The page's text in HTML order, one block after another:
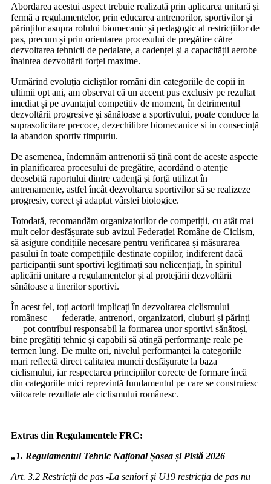
Abordarea acestui aspect trebuie realizată prin aplicarea unitară și
fermă a regulamentelor, prin educarea antrenorilor, sportivilor și
părinților asupra rolului biomecanic și pedagogic al restricțiilor de
pas, precum și prin orientarea procesului de pregătire către
dezvoltarea tehnicii de pedalare, a cadenței și a capacității aerobe
înaintea dezvoltării forței maxime.
Urmărind evoluția cicliștilor români din categoriile de copii in
ultimii opt ani, am observat că un accent pus exclusiv pe rezultat
imediat și pe avantajul competitiv de moment, în detrimentul
dezvoltării progresive și sănătoase a sportivului, poate conduce la
suprasolicitare precoce, dezechilibre biomecanice si in consecință
la abandon sportiv timpuriu.
De asemenea, îndemnăm antrenorii să țină cont de aceste aspecte
în planificarea procesului de pregătire, acordând o atenție
deosebită raportului dintre cadență și forță utilizat în
antrenamente, astfel încât dezvoltarea sportivilor să se realizeze
progresiv, corect și adaptat vârstei biologice.
Totodată, recomandăm organizatorilor de competiții, cu atât mai
mult celor desfășurate sub avizul Federației Române de Ciclism,
să asigure condițiile necesare pentru verificarea și măsurarea
pasului în toate competițiile destinate copiilor, indiferent dacă
participanții sunt sportivi legitimați sau nelicențiați, în spiritul
aplicării unitare a regulamentelor și al protejării dezvoltării
sănătoase a tinerilor sportivi.
În acest fel, toți actorii implicați în dezvoltarea ciclismului
românesc — federație, antrenori, organizatori, cluburi și părinți
— pot contribui responsabil la formarea unor sportivi sănătoși,
bine pregătiți tehnic și capabili să atingă performanțe reale pe
termen lung. De multe ori, nivelul performanței la categoriile
mari reflectă direct calitatea muncii desfășurate la baza
ciclismului, iar respectarea principiilor corecte de formare încă
din categoriile mici reprezintă fundamentul pe care se construiesc
viitoarele rezultate ale ciclismului românesc.
Extras din Regulamentele FRC:
„1. Regulamentul Tehnic Național Șosea și Pistă 2026
Art. 3.2 Restricții de pas -La seniori și U19 restricția de pas nu